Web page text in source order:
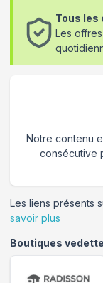
Tous les
Les
Notre contenu
consécutive
Les liens présents
savoir plus
Boutiques